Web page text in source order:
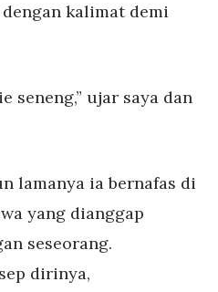
kalimat demi
seneng,” ujar saya dan
lamanya ia bernafas di
yang dianggap
seseorang.
dirinya,